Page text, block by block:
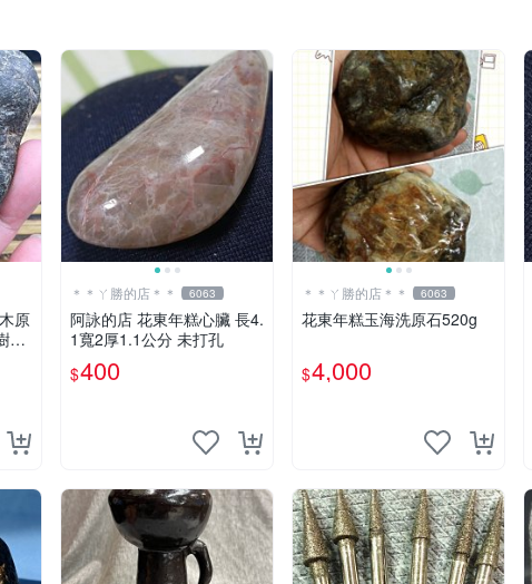
原
瘤
＊＊ㄚ勝的店＊＊ 6063
阿詠的店 花東年糕心臟 長4.
1寬2厚1.1公分 未打孔
$400
＊＊ㄚ勝的店＊＊ 6063
花東年糕玉海洗原石520g
$4,000